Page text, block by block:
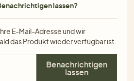
lassen?
E-Mail-Adresse und wir
das Produkt wieder verfügbar ist.
Benachrichtigen
lassen